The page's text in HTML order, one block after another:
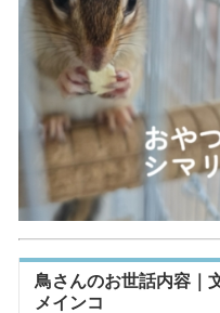
鳥さんのお世話内容｜
メインコ